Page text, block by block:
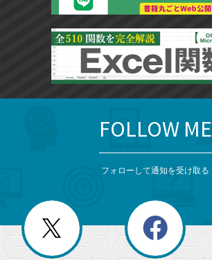
じ
る
閉
じ
ー
か
FOLLOW ME
フォローして通知を受け取る